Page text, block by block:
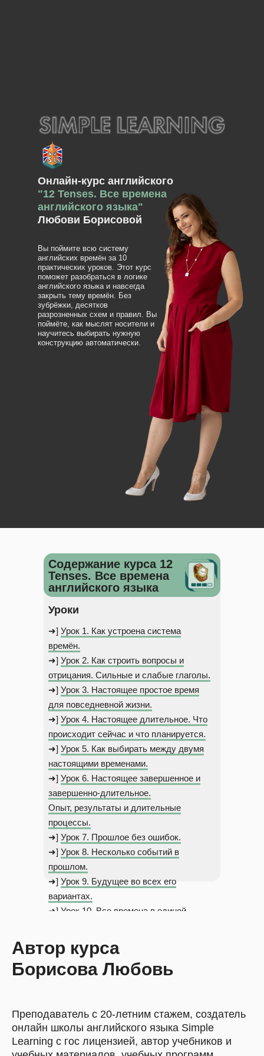
Онлайн-курс английского
"12 Tenses. Все времена
английского языка"
Любови Борисовой
Вы поймите всю систему
английских времён за 10
практических уроков. Этот курс
поможет разобраться в логике
английского языка и навсегда
закрыть тему времён. Без
зубрёжки, десятков
разрозненных схем и правил. Вы
поймёте, как мыслят носители и
научитесь выбирать нужную
конструкцию автоматически.
➜] Урок 1. Как устроена система
времён.
➜] Урок 2. Как строить вопросы и
отрицания. Сильные и слабые глаголы.
➜] Урок 3. Настоящее простое время
для повседневной жизни.
➜] Урок 4. Настоящее длительное. Что
происходит сейчас и что планируется.
➜] Урок 5. Как выбирать между двумя
настоящими временами.
➜] Урок 6. Настоящее завершенное и
завершенно-длительное.
Опыт, результаты и длительные
процессы.
➜] Урок 7. Прошлое без ошибок.
➜] Урок 8. Несколько событий в
прошлом.
➜] Урок 9. Будущее во всех его
вариантах.
➜] Урок 10. Все времена в единой
Уроки
Содержание курса 12
Tenses. Все времена
английского языка
Автор курса
Борисова Любовь
Преподаватель с 20-летним стажем, создатель
онлайн школы английского языка Simple
Learning с гос лицензией, автор учебников и